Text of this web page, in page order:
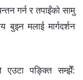
गर्न र तपाईंको सामु
बुझ्न मलाई मार्गदर्शन
एउटा पङ्क्ति सम्झेँ: